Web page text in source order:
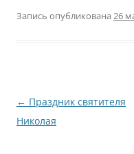
Запись опубликована 26
Навигация
по
← Праздник святителя
Николая